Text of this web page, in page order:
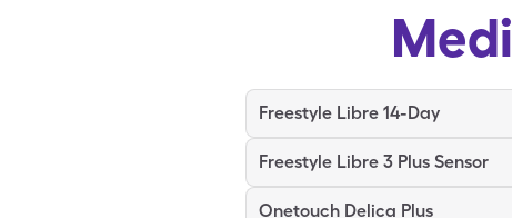
Freestyle Libre 14-Day
Freestyle Libre 3 Plus Sensor
Onetouch Delica Plus